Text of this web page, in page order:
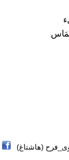
(هاشتاغ)